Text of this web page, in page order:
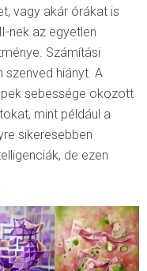
vagy akár órákat is
nek az egyetlen
Számítási
hiányt. A
sebessége okozott
mint például a
sikeresebben
de ezen